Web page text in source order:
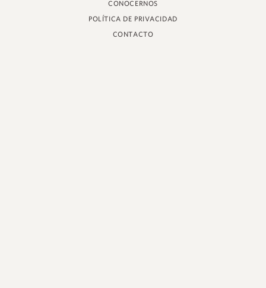
CONOCERNOS
POLÍTICA DE PRIVACIDAD
CONTACTO